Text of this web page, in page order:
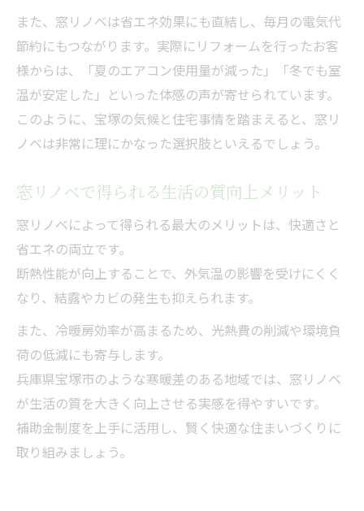
また、窓リノベは省エネ効果にも直結し、毎月の電気代
節約にもつながります。実際にリフォームを行ったお客
様からは、「夏のエアコン使用量が減った」「冬でも室
温が安定した」といった体感の声が寄せられています。
このように、宝塚の気候と住宅事情を踏まえると、窓リ
ノベは非常に理にかなった選択肢といえるでしょう。
窓リノベで得られる生活の質向上メリット
窓リノベによって得られる最大のメリットは、快適さと
省エネの両立です。
断熱性能が向上することで、外気温の影響を受けにくく
なり、結露やカビの発生も抑えられます。
また、冷暖房効率が高まるため、光熱費の削減や環境負
荷の低減にも寄与します。
兵庫県宝塚市のような寒暖差のある地域では、窓リノベ
が生活の質を大きく向上させる実感を得やすいです。
補助金制度を上手に活用し、賢く快適な住まいづくりに
取り組みましょう。